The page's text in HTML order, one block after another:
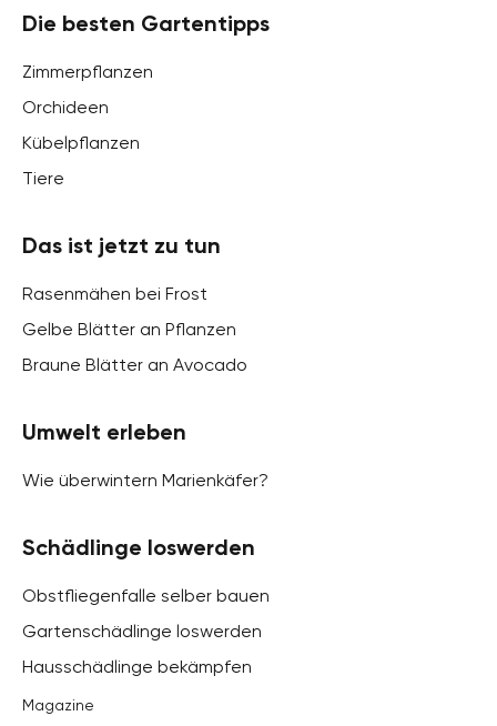
Die besten Gartentipps
Zimmerpflanzen
Orchideen
Kübelpflanzen
Tiere
Das ist jetzt zu tun
Rasenmähen bei Frost
Gelbe Blätter an Pflanzen
Braune Blätter an Avocado
Umwelt erleben
Wie überwintern Marienkäfer?
Schädlinge loswerden
Obstfliegenfalle selber bauen
Gartenschädlinge loswerden
Hausschädlinge bekämpfen
Magazine